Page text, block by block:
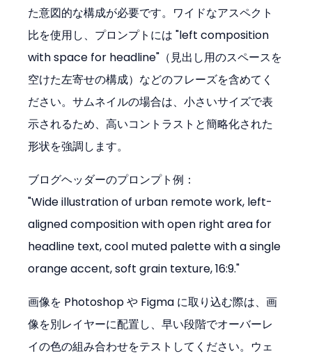
た意図的な構成が必要です。ワイドなアスペクト
比を使用し、プロンプトには "left composition
with space for headline"（見出し用のスペースを
空けた左寄せの構成）などのフレーズを含めてく
ださい。サムネイルの場合は、小さいサイズで表
示されるため、高いコントラストと簡略化された
形状を強調します。
ブログヘッダーのプロンプト例：
"Wide illustration of urban remote work, left-
aligned composition with open right area for
headline text, cool muted palette with a single
orange accent, soft grain texture, 16:9."
画像を Photoshop や Figma に取り込む際は、画
像を別レイヤーに配置し、早い段階でオーバーレ
イの色の組み合わせをテストしてください。ウェ